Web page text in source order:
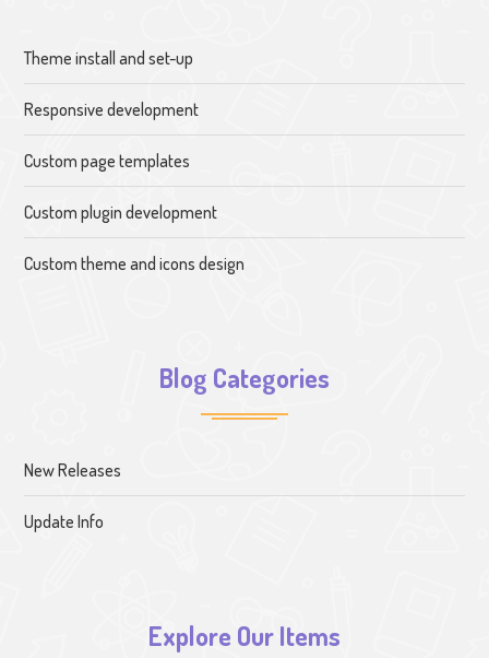
Theme install and set-up
Responsive development
Custom page templates
Custom plugin development
Custom theme and icons design
Blog Categories
New Releases
Update Info
Explore Our Items